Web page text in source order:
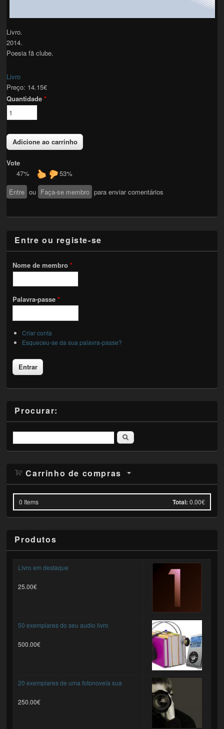
Livro.
2014.
Poesia fã clube.
Livro
Preço: 14.15€
Quantidade*
Vote
47%
53%
Entre ou Faça-se membro para enviar comentários
Entre ou registe-se
Nome de membro*
Palavra-passe*
Criar conta
Esqueceu-se da sua palavra-passe?
Procurar:
Pesquisar
Carrinho de compras
0 Items Total: 0.00€
Produtos
Livro em destaque
25.00€
50 exemplares do seu audio livro
500.00€
20 exemplares de uma fotonovela sua
250.00€